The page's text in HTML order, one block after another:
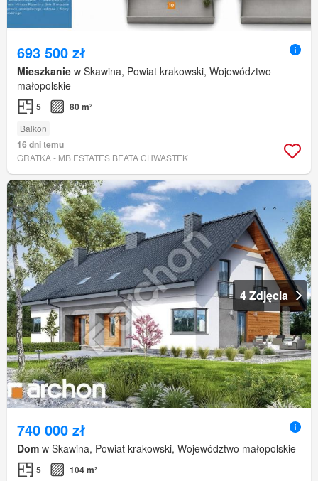
693 500 zł
Mieszkanie w Skawina, Powiat krakowski, Województwo
małopolskie
5 80 m²
Balkon
16 dni temu
GRATKA - MB ESTATES BEATA CHWASTEK
4 Zdjęcia
740 000 zł
Dom w Skawina, Powiat krakowski, Województwo małopolskie
5
104 m²